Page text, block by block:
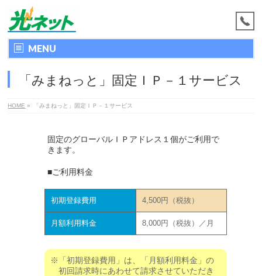
MENU
「みまねっと」固定ＩＰ－１サービス
HOME » 「みまねっと」固定ＩＰ－１サービス
固定のグローバルＩＰアドレス１個がご利用で
きます。
■ご利用料金
初期登録費用 4,500円（税抜）
月額利用料金 8,000円（税抜）／月
※「初期登録費用」は、「月額利用料金」の
初回請求時にあわせて請求させていただき